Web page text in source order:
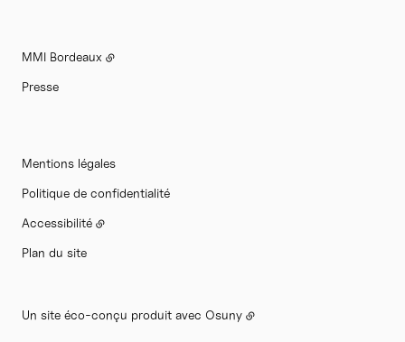
MMI Bordeaux
Presse
Mentions légales
Politique de confidentialité
Accessibilité
Plan du site
Un site éco-conçu produit avec Osuny